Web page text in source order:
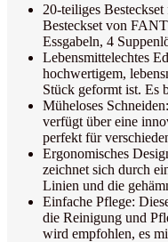
20-teiliges
Besteckset von
Essgabeln, 4
Lebensmittelechtes
hochwertigem,
Stück geformt ist. Es
Müheloses
verfügt über eine
perfekt für
Ergonomisches
zeichnet sich durch
Linien und die
Einfache Pflege:
die Reinigung und
wird empfohlen, es